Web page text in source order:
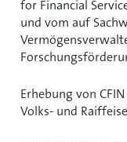
for Financial
und vom auf
Erhebung von
Volks- und